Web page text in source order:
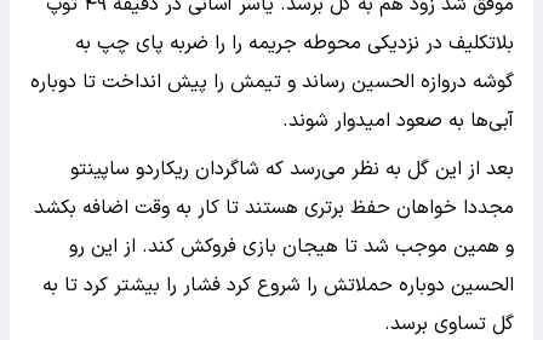
بلاتکلیف در نزدیکی محوطه جریمه را را ضربه پای چپ به
گوشه دروازه الحسین رساند و تیمش را پیش انداخت تا دوباره
آبی‌ها به صعود امیدوار شوند.
بعد از این گل به نظر می‌رسد که شاگردان ریکاردو ساپینتو
مجددا خواهان حفظ برتری هستند تا کار به وقت اضافه بکشد
و همین موجب شد تا هیجان بازی فروکش کند. از این رو
الحسین دوباره حملاتش را شروع کرد فشار را بیشتر کرد تا به
گل تساوی برسد.